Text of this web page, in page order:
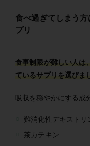
食べ過ぎてしまう
プリ
食事制限が難しい人は
ているサプリを選びま
吸収を穏やかにする成
難消化性デキストリ
茶カテキン